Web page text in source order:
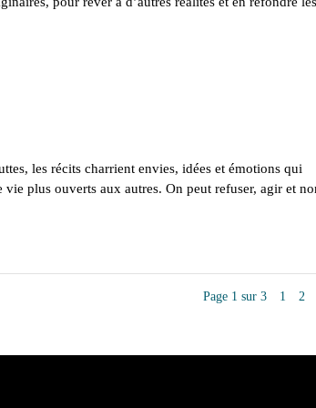
les récits charrient envies, idées et émotions qui
plus ouverts aux autres. On peut refuser, agir et
Page 1 sur 3 1 2